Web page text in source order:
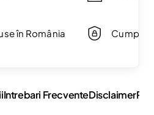
în România
Intrebari FrecventeDisclaimer